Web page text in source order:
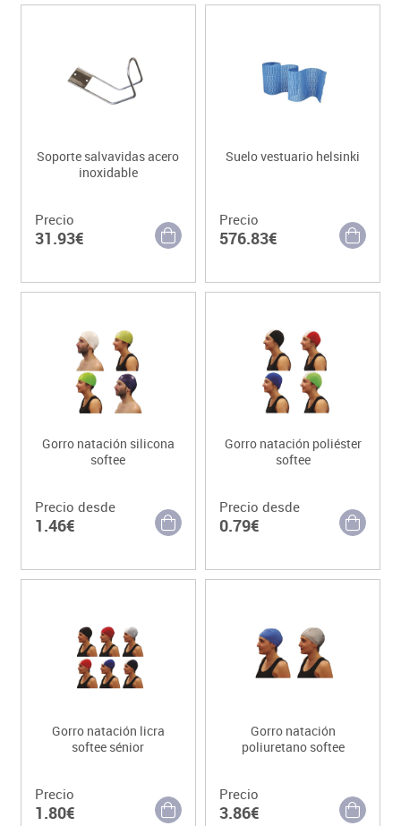
Soporte salvavidas acero
inoxidable
Precio
31.93€
Suelo vestuario helsinki
Precio
576.83€
Gorro natación silicona
softee
Precio desde
1.46€
Gorro natación poliéster
softee
Precio desde
0.79€
Gorro natación licra
softee sénior
Precio
1.80€
Gorro natación
poliuretano softee
Precio
3.86€